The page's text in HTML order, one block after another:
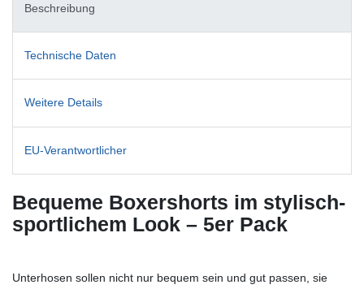
Beschreibung
Technische Daten
Weitere Details
EU-Verantwortlicher
Bequeme Boxershorts im stylisch-
sportlichem Look – 5er Pack
Unterhosen sollen nicht nur bequem sein und gut passen, sie